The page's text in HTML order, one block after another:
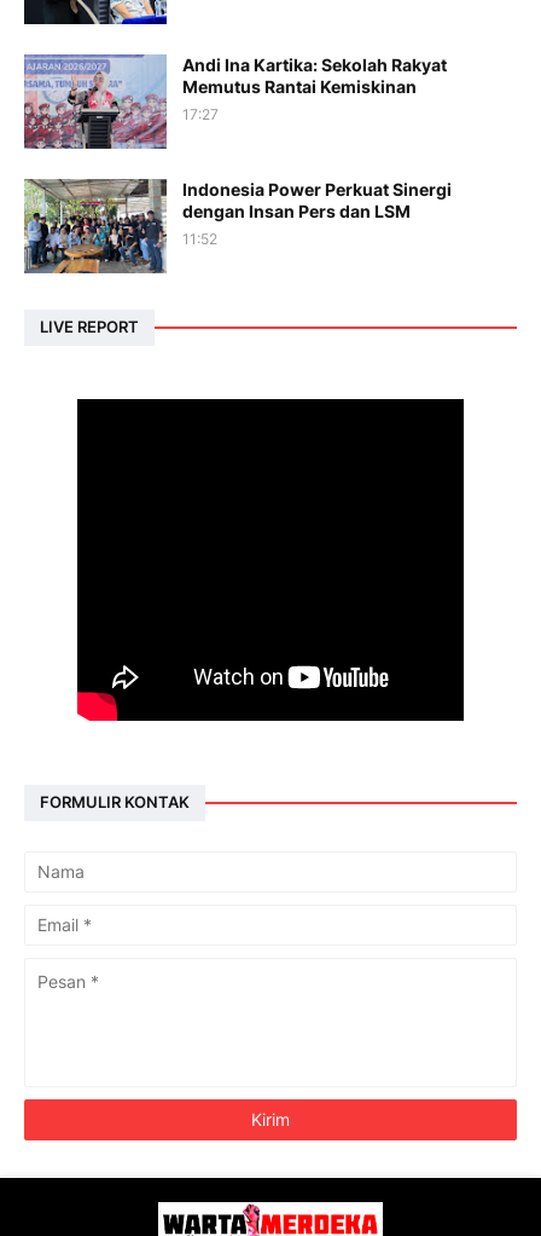
Andi Ina Kartika: Sekolah Rakyat
Memutus Rantai Kemiskinan
17:27
Indonesia Power Perkuat Sinergi
dengan Insan Pers dan LSM
11:52
LIVE REPORT
FORMULIR KONTAK